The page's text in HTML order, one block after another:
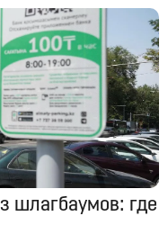
шлагбаумов: где